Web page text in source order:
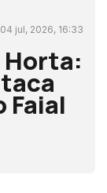
04 jul, 2026, 16:33
Horta:
Faial